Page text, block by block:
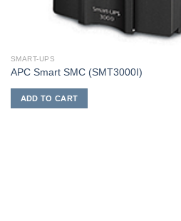
SMART-UPS
APC Smart SMC (SMT3000I)
ADD TO CART